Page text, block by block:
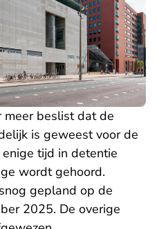
meer beslist dat de
is geweest voor de
tijd in detentie
wordt gehoord.
gepland op de
2025. De overige